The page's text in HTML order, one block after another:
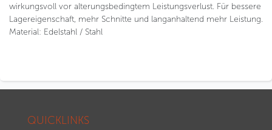
wirkungsvoll vor alterungsbedingtem Leistungsverlust. Für bessere
Lagereigenschaft, mehr Schnitte und langanhaltend mehr Leistung.
Material: Edelstahl / Stahl
QUICKLINKS